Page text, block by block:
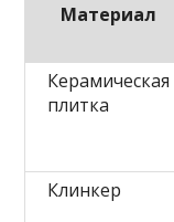
Материал
Керамическая
плитка
Клинкер